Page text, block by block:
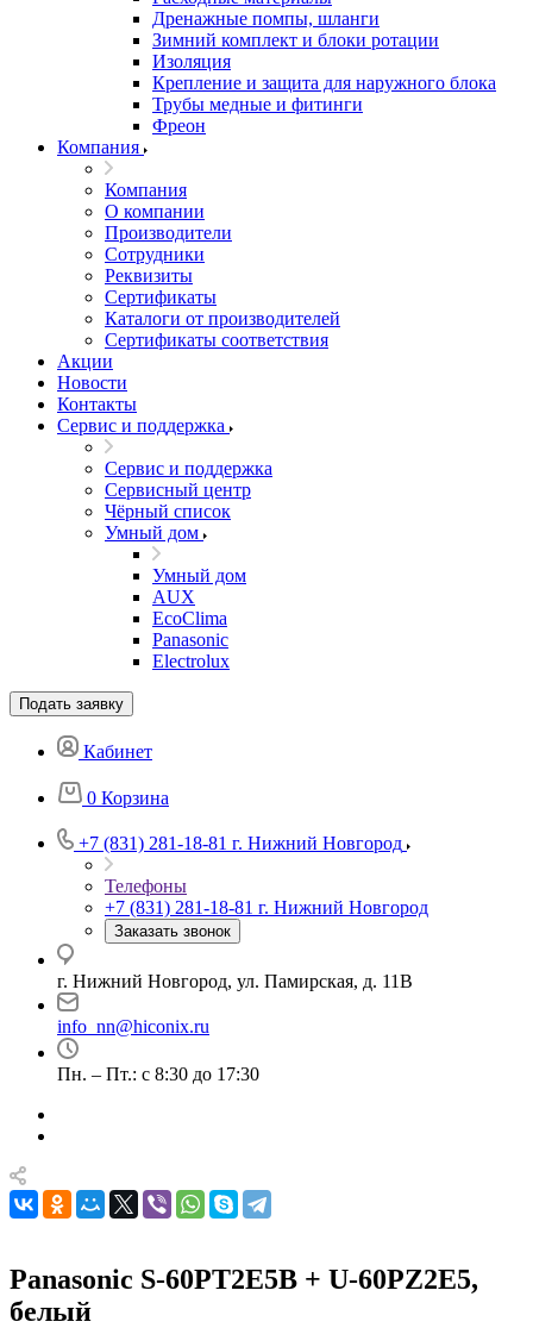
Дренажные помпы, шланги
Зимний комплект и блоки ротации
Изоляция
Крепление и защита для наружного блока
Трубы медные и фитинги
Фреон
Компания
Компания
О компании
Производители
Сотрудники
Реквизиты
Сертификаты
Каталоги от производителей
Сертификаты соответствия
Акции
Новости
Контакты
Сервис и поддержка
Сервис и поддержка
Сервисный центр
Чёрный список
Умный дом
Умный дом
AUX
EcoClima
Panasonic
Electrolux
Подать заявку
Кабинет
0 Корзина
+7 (831) 281-18-81 г. Нижний Новгород
Телефоны
+7 (831) 281-18-81 г. Нижний Новгород
Заказать звонок
г. Нижний Новгород, ул. Памирская, д. 11В
info_nn@hiconix.ru
Пн. – Пт.: с 8:30 до 17:30
Panasonic S-60PT2E5B + U-60PZ2E5,
белый